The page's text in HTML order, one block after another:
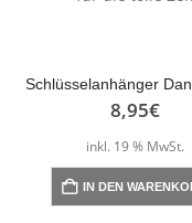
8,95€
inkl. 19 % MwSt.
IN DEN